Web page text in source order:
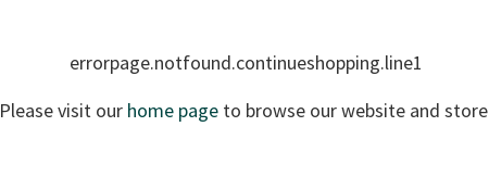
errorpage.notfound.continueshopping.line1
Please visit our home page to browse our website and